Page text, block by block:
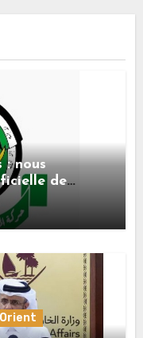
: nous
de
de route